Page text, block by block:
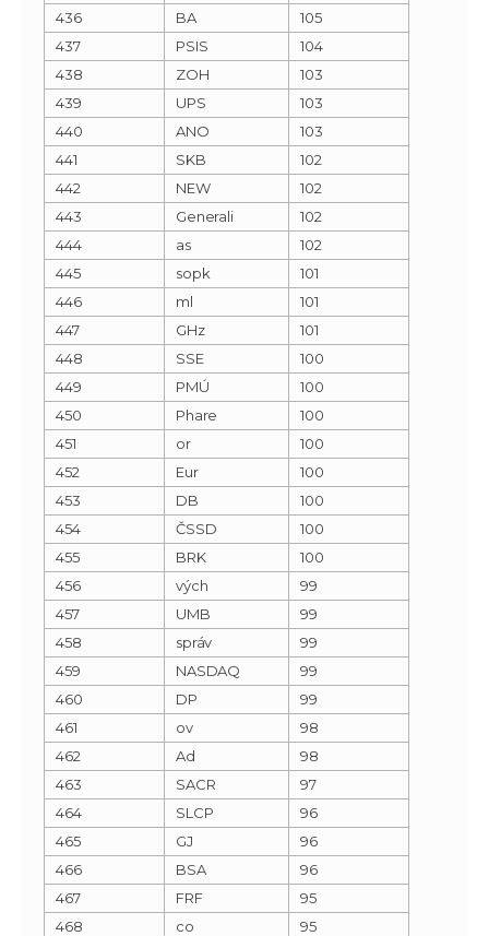
436 BA
105
437
PSIS
104
438
ZOH
103
439
UPS
103
440
ANO
103
441
SKB
102
442
NEW
102
443
Generali
102
444
as
102
445
sopk
101
446
ml
101
447
GHz
101
448
SSE
100
449
PMÚ
100
450
Phare
100
451
or
100
452
Eur
100
453
DB
100
454
ČSSD
100
455
BRK
100
456
vých
99
457
UMB
99
458
správ
99
459
NASDAQ
99
460
DP
99
461
ov
98
462
Ad
98
463
SACR
97
464
SLCP
96
465
GJ
96
466
BSA
96
467
FRF
95
468
co
95